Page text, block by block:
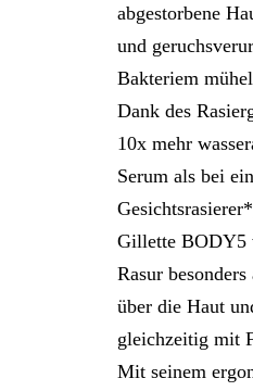
abgestorbene
und
Bakteriem
Dank des
10x mehr
Serum als bei
Gillette BODY5
Rasur besonders
über die Haut
gleichzeitig mit
Mit seinem